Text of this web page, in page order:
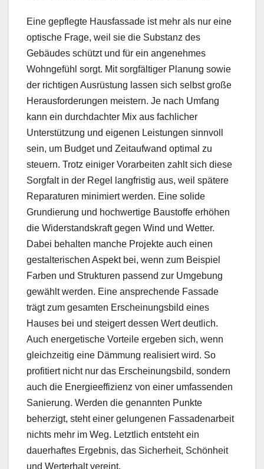
Eine gepflegte Hausfassade ist mehr als nur eine
optische Frage, weil sie die Substanz des
Gebäudes schützt und für ein angenehmes
Wohngefühl sorgt. Mit sorgfältiger Planung sowie
der richtigen Ausrüstung lassen sich selbst große
Herausforderungen meistern. Je nach Umfang
kann ein durchdachter Mix aus fachlicher
Unterstützung und eigenen Leistungen sinnvoll
sein, um Budget und Zeitaufwand optimal zu
steuern. Trotz einiger Vorarbeiten zahlt sich diese
Sorgfalt in der Regel langfristig aus, weil spätere
Reparaturen minimiert werden. Eine solide
Grundierung und hochwertige Baustoffe erhöhen
die Widerstandskraft gegen Wind und Wetter.
Dabei behalten manche Projekte auch einen
gestalterischen Aspekt bei, wenn zum Beispiel
Farben und Strukturen passend zur Umgebung
gewählt werden. Eine ansprechende Fassade
trägt zum gesamten Erscheinungsbild eines
Hauses bei und steigert dessen Wert deutlich.
Auch energetische Vorteile ergeben sich, wenn
gleichzeitig eine Dämmung realisiert wird. So
profitiert nicht nur das Erscheinungsbild, sondern
auch die Energieeffizienz von einer umfassenden
Sanierung. Werden die genannten Punkte
beherzigt, steht einer gelungenen Fassadenarbeit
nichts mehr im Weg. Letztlich entsteht ein
dauerhaftes Ergebnis, das Sicherheit, Schönheit
und Werterhalt vereint.